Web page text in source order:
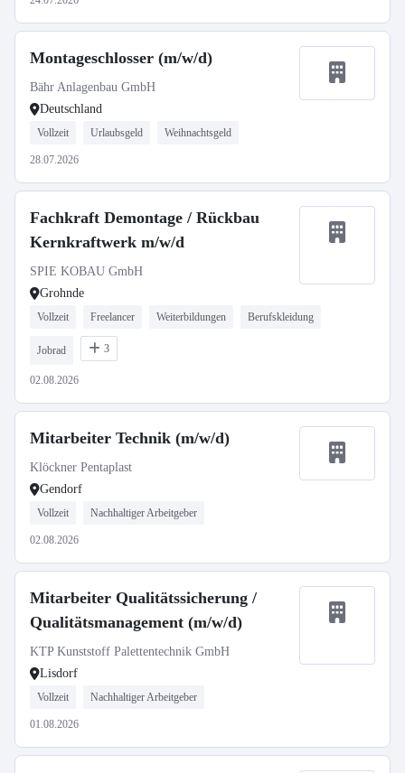
Montageschlosser (m/w/d)
Bähr Anlagenbau GmbH
Deutschland
Vollzeit Urlaubsgeld Weihnachtsgeld
28.07.2026
Fachkraft Demontage / Rückbau
Kernkraftwerk m/w/d
SPIE KOBAU GmbH
Grohnde
Vollzeit Freelancer Weiterbildungen Berufskleidung
Jobrad 3
02.08.2026
Mitarbeiter Technik (m/w/d)
Klöckner Pentaplast
Gendorf
Vollzeit Nachhaltiger Arbeitgeber
02.08.2026
Mitarbeiter Qualitätssicherung /
Qualitätsmanagement (m/w/d)
KTP Kunststoff Palettentechnik GmbH
Lisdorf
Vollzeit Nachhaltiger Arbeitgeber
01.08.2026